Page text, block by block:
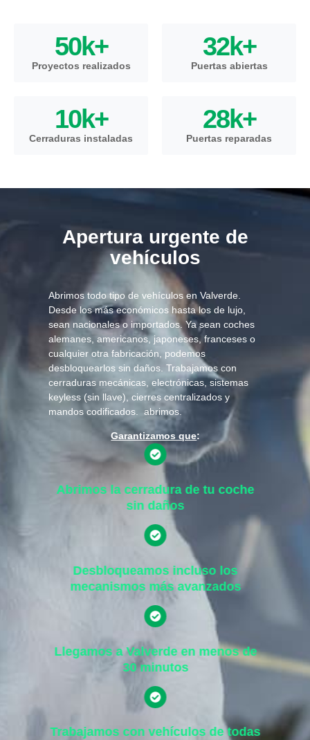
Proyectos realizados
50k+
Puertas abiertas
32k+
Cerraduras instaladas
10k+
Puertas reparadas
28k+
Apertura urgente de
vehículos
Abrimos todo tipo de vehículos en Valverde.
Desde los más económicos hasta los de lujo,
sean nacionales o importados. Ya sean coches
alemanes, americanos, japoneses, franceses o
cualquier otra fabricación, podemos
desbloquearlos sin daños. Trabajamos con
cerraduras mecánicas, electrónicas, sistemas
keyless (sin llave), cierres centralizados y
mandos codificados. abrimos.
Garantizamos que:
Abrimos la cerradura de tu coche
sin daños
Desbloqueamos incluso los
mecanismos más avanzados
Llegamos a Valverde en menos de
30 minutos
Trabajamos con vehículos de todas